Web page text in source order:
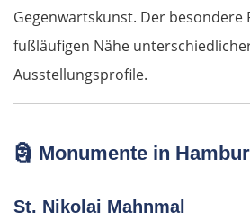
Gegenwartskunst. Der besondere
fußläufigen Nähe
Ausstellungsprofile.
🗿 Monumente in
St. Nikolai Mahnmal